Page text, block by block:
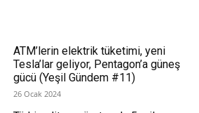
ATM’lerin elektrik tüketimi, yeni
Tesla’lar geliyor, Pentagon’a güneş
gücü (Yeşil Gündem #11)
26 Ocak 2024